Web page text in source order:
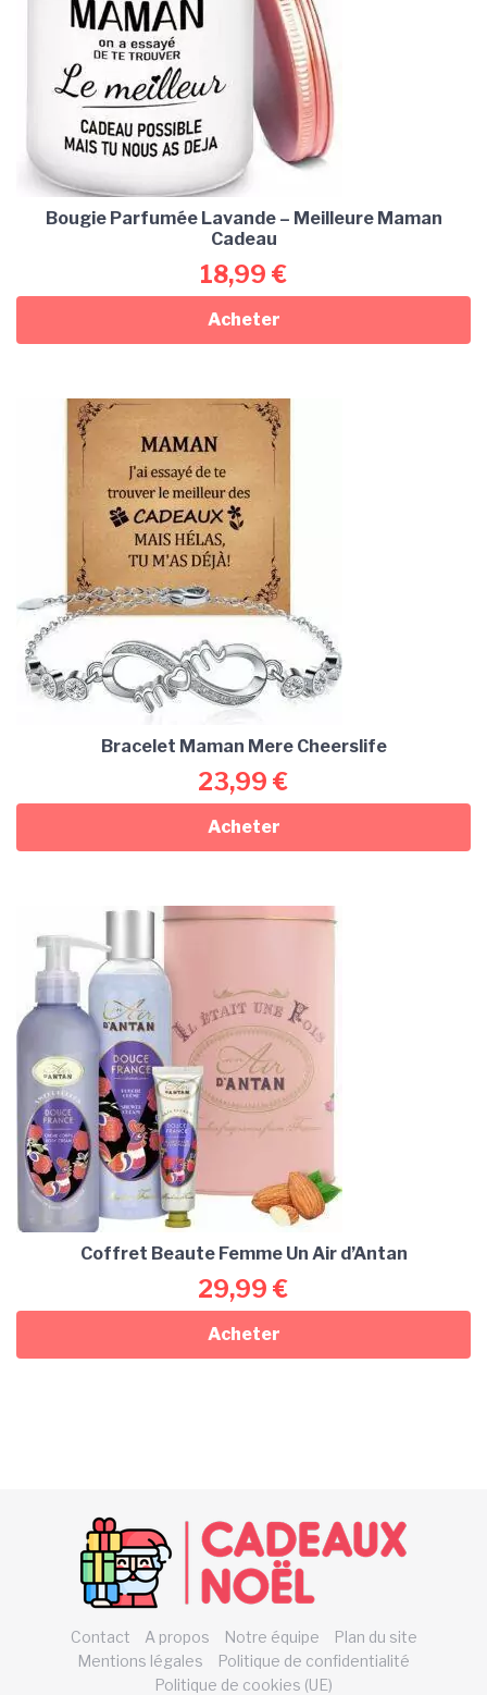
Bougie Parfumée Lavande – Meilleure Maman
Cadeau
18,99 €
Acheter
Bracelet Maman Mere Cheerslife
23,99 €
Acheter
Coffret Beaute Femme Un Air d’Antan
29,99 €
Acheter
Contact A propos Notre équipe
Plan du site
Mentions légales
Politique de confidentialité
Politique de cookies (UE)